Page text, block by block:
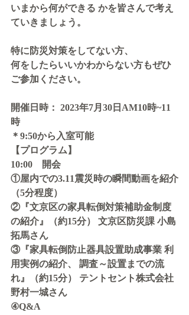
いまから何ができる かを皆さんで考え
ていきましょう。
特に防災対策をしてない方、
何をしたらいいかわからない方もぜひ
ご参加ください。
開催日時： 2023年7月30日AM10時~11
時
＊9:50から入室可能
【プログラム】
10:00　開会
①屋内での3.11震災時の瞬間動画を紹介
（5分程度）
②『文京区の家具転倒対策補助金制度
の紹介』（約15分） 文京区防災課 小島
拓馬さん
③『家具転倒防止器具設置助成事業 利
用実例の紹介、 調査～設置までの流
れ』（約15分） テントセント株式会社
野村一城さん
④Q&A